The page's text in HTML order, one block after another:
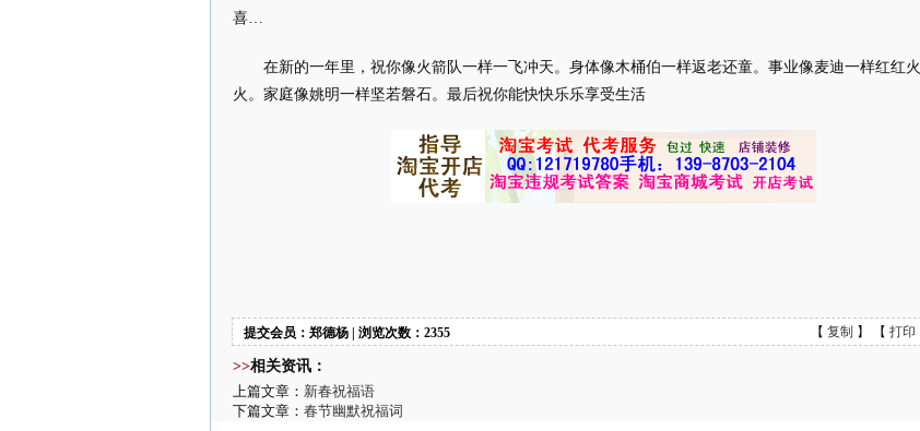
喜…
在新的一年里，祝你像火箭队一样一飞冲天。身体像木桶伯一样返老还童。事业像麦迪一样红红火
火。家庭像姚明一样坚若磐石。最后祝你能快快乐乐享受生活
提交会员：郑德杨 | 浏览次数：2355 【 复制 】 【 打印
>>相关资讯：
上篇文章： 新春祝福语
下篇文章： 春节幽默祝福词